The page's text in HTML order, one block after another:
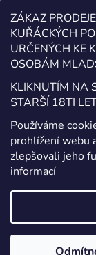
ZÁKAZ
KUŘÁCKÝCH
URČENÝCH KE
OSOBÁM
KLIKNUTÍM NA
STARŠÍ 18TI
Používáme
prohlížení webu
zlepšovali jeho
informací
Odebírat
Vložte svůj e-
nových
E-mail
Vložením e-
osobních
PŘIHLÁSIT